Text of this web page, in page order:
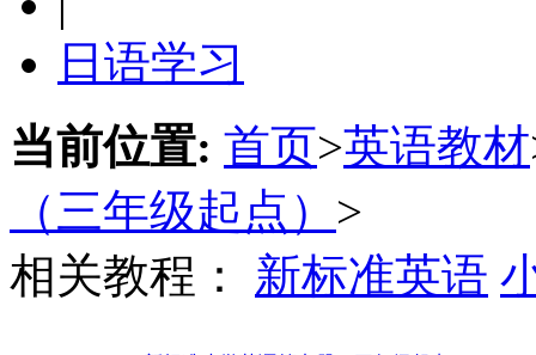
日语学习
当前位置: 首页>英语教材
（三年级起点） >
相关教程： 新标准英语